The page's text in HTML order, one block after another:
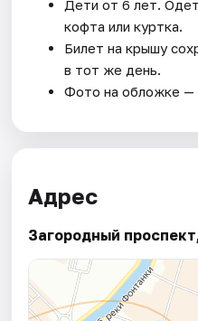
Дети от 6 лет.
кофта или куртка.
Билет на крышу
в тот же день.
Фото на обложке —
Адрес
Загородный